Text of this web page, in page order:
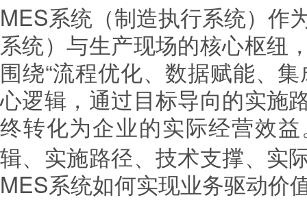
MES系统（制造执行系统）作
系统）与生产现场的核心枢纽
围绕“流程优化、数据赋能、
心逻辑，通过目标导向的实施
终转化为企业的实际经营效
辑、实施路径、技术支撑、实
MES系统如何实现业务驱动价